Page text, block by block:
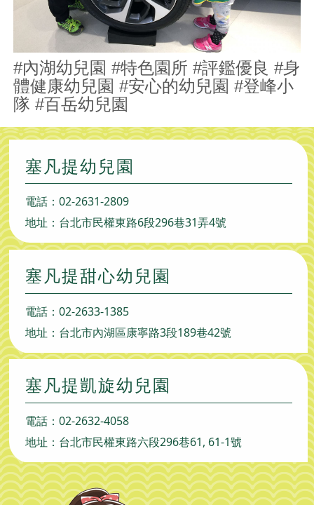
#內湖幼兒園 #特色園所 #評鑑優良 #身
體健康幼兒園 #安心的幼兒園 #登峰小
隊 #百岳幼兒園
塞凡提幼兒園
電話： 02-2631-2809
地址：台北市民權東路6段296巷31弄4號
塞凡提甜心幼兒園
電話： 02-2633-1385
地址：台北市內湖區康寧路3段189巷42號
塞凡提凱旋幼兒園
電話： 02-2632-4058
地址：台北市民權東路六段296巷61, 61-1號